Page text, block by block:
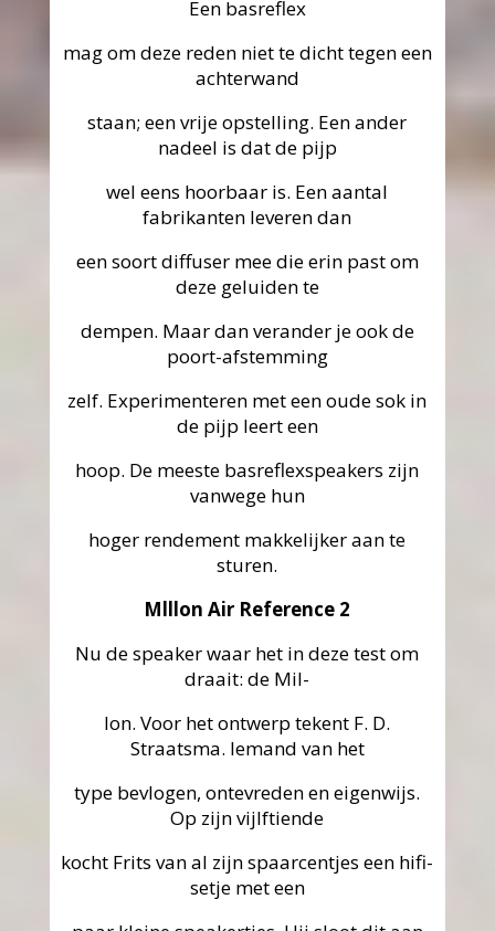
Een basreflex
mag om deze reden niet te dicht tegen een
achterwand
staan; een vrije opstelling. Een ander
nadeel is dat de pijp
wel eens hoorbaar is. Een aantal
fabrikanten leveren dan
een soort diffuser mee die erin past om
deze geluiden te
dempen. Maar dan verander je ook de
poort-afstemming
zelf. Experimenteren met een oude sok in
de pijp leert een
hoop. De meeste basreflexspeakers zijn
vanwege hun
hoger rendement makkelijker aan te
sturen.
Mlllon Air Reference 2
Nu de speaker waar het in deze test om
draait: de Mil-
lon. Voor het ontwerp tekent F. D.
Straatsma. Iemand van het
type bevlogen, ontevreden en eigenwijs.
Op zijn vijlftiende
kocht Frits van al zijn spaarcentjes een hifi-
setje met een